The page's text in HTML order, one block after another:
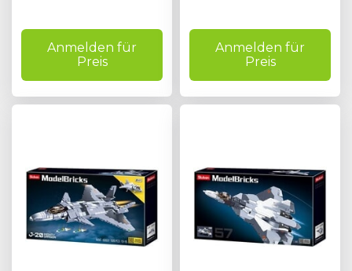
Anmelden für
Preis
Anmelden für
Preis